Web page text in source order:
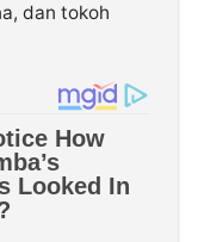
dan tokoh